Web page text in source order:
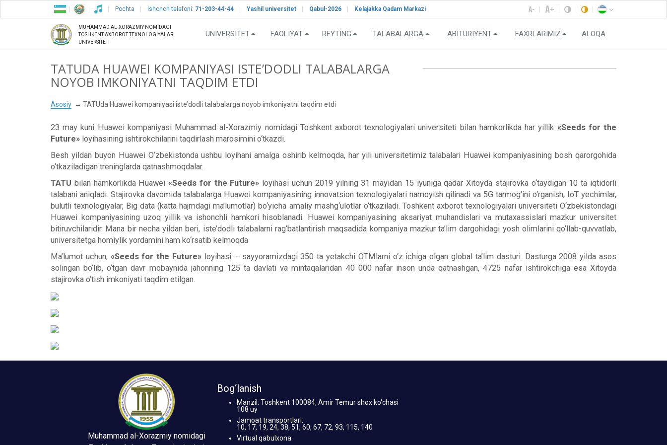
Pochta Ishonch telefoni: 71-203-44-44 Yashil universitet Qabul-2026 Kelajakka Qadam Markazi
MUHAMMAD AL-XORAZMIY NOMIDAGI
TOSHKENT AXBOROT TEXNOLOGIYALARI
UNIVERSITETI
UNIVERSITET FAOLIYAT REYTING TALABALARGA ABITURIYENT FAXRLARIMIZ ALOQA
TATUDA HUAWEI KOMPANIYASI ISTE’DODLI TALABALARGA
NOYOB IMKONIYATNI TAQDIM ETDI
Asosiy TATUda Huawei kompaniyasi iste’dodli talabalarga noyob imkoniyatni taqdim etdi
23 may kuni Huawei kompaniyasi Muhammad al-Xorazmiy nomidagi Toshkent axborot texnologiyalari universiteti bilan hamkorlikda har yillik «Seeds for the
Future» loyihasining ishtirokchilarini taqdirlash marosimini o‘tkazdi.
Besh yildan buyon Huawei O‘zbekistonda ushbu loyihani amalga oshirib kelmoqda, har yili universitetimiz talabalari Huawei kompaniyasining bosh qarorgohida
o‘tkaziladigan treninglarda qatnashmoqdalar.
TATU bilan hamkorlikda Huawei«Seeds for the Future» loyihasi uchun 2019 yilning 31 mayidan 15 iyuniga qadar Xitoyda stajirovka o‘taydigan 10 ta iqtidorli
talabani aniqladi. Stajirovka davomida talabalarga Huawei kompaniyasining innovatsion texnologiyalari namoyish qilinadi va 5G tarmog‘ini o‘rganish, IoT yechimlar,
bulutli texnologiyalar, Big data (katta hajmdagi ma’lumotlar) bo‘yicha amaliy mashg‘ulotlar o‘tkaziladi. Toshkent axborot texnologiyalari universiteti O‘zbekistondagi
Huawei kompaniyasining uzoq yillik va ishonchli hamkori hisoblanadi. Huawei kompaniyasining aksariyat muhandislari va mutaxassislari mazkur universitet
bitiruvchilaridir. Mana bir necha yildan beri, iste’dodli talabalarni rag‘batlantirish maqsadida kompaniya mazkur ta’lim dargohidagi yosh olimlarini qo‘llab-quvvatlab,
universitetga homiylik yordamini ham ko‘rsatib kelmoqda
Ma’lumot uchun, «Seeds for the Future» loyihasi – sayyoramizdagi 350 ta yetakchi OTMlarni o‘z ichiga olgan global ta’lim dasturi. Dasturga 2008 yilda asos
solingan bo‘lib, o‘tgan davr mobaynida jahonning 125 ta davlati va mintaqalaridan 40 000 nafar inson unda qatnashgan, 4725 nafar ishtirokchiga esa Xitoyda
stajirovka o‘tish imkoniyati taqdim etilgan.
Muhammad al-Xorazmiy nomidagi
Bog‘lanish
Manzil: Toshkent 100084, Amir Temur shox ko‘chasi
108 uy
Jamoat transportlari:
10, 17, 19, 24, 38, 51, 60, 67, 72, 93, 115, 140
Virtual qabulxona